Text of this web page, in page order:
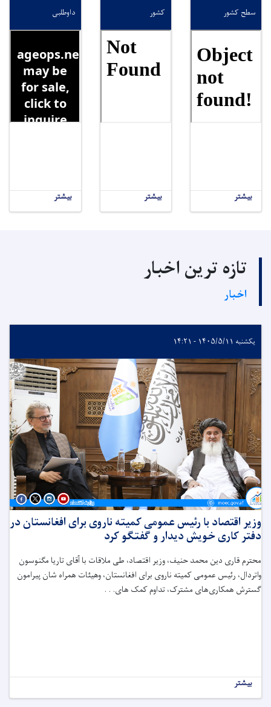
سطح کشور
بیشتر
کشور
بیشتر
داوطلبی
بیشتر
تازه ترین اخبار
اخبار
یکشنبه ۱۴۰۵/۵/۱۱ - ۱۴:۲۱
وزیر اقتصاد با رئیس عمومی کمیته ناروی برای افغانستان در
دفتر کاری خویش دیدار و گفتگو کرد
محترم قاری دین ‌محمد حنیف، وزیر اقتصاد، طی ملاقات با آقای تاریا مگنوسون
واتردال، رئیس عمومی کمیته ناروی برای افغانستان، وهیئات همراه شان پیرامون
گسترش همکاری‌های مشترک، تداوم کمک های. . .
بیشتر